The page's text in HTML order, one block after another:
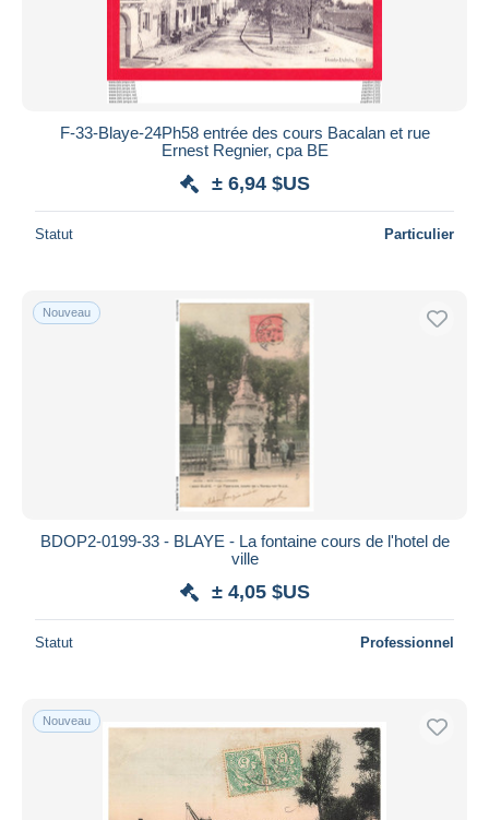
F-33-Blaye-24Ph58 entrée des cours Bacalan et rue
Ernest Regnier, cpa BE
± 6,94 $US
Statut Particulier
Nouveau
BDOP2-0199-33 - BLAYE - La fontaine cours de l'hotel de
ville
± 4,05 $US
Statut Professionnel
Nouveau